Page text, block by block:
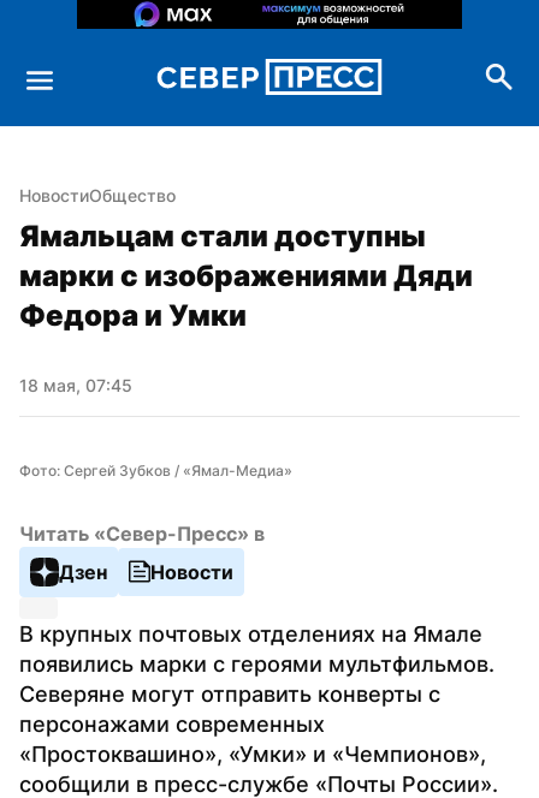
НовостиОбщество
Ямальцам стали доступны
марки с изображениями Дяди
Федора и Умки
18 мая, 07:45
Фото: Сергей Зубков / «Ямал-Медиа»
Читать «Север-Пресс» в
Дзен
Новости
В крупных почтовых отделениях на Ямале
появились марки с героями мультфильмов.
Северяне могут отправить конверты с
персонажами современных
«Простоквашино», «Умки» и «Чемпионов»,
сообщили в пресс-службе «Почты России».